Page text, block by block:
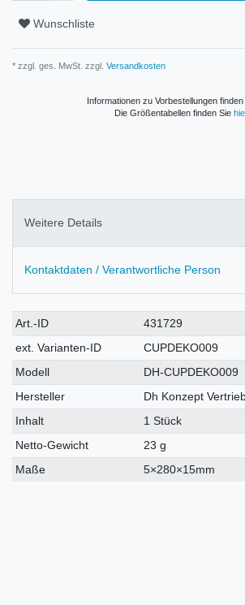
Wunschliste
* zzgl. ges. MwSt. zzgl. Versandkosten
Informationen zu Vorbestellungen finden
Die Größentabellen finden Sie
Weitere Details
Kontaktdaten / Verantwortliche Person
Technisches
Merkmal
Wert
Art.-ID
431729
ext. Varianten-ID
CUPDEKO009
Modell
DH-CUPDEKO009
Hersteller
Dh Konzept
Inhalt
1 Stück
Netto-Gewicht
23 g
Maße
5×280×15mm